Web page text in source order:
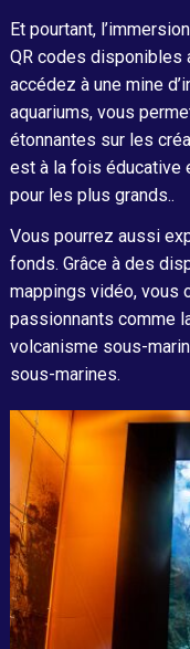
Et pourtant,
QR codes disponibles
accédez à une mine
aquariums, vous
étonnantes sur les
est à la fois éducative
pour les plus grands..
Vous pourrez aussi
fonds. Grâce à des
mappings vidéo, vous
passionnants comme
volcanisme sous-
sous-marines.